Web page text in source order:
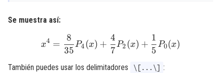
Se muestra así:
x^4 =
x4 =
35
8
P4(x) +
7
4
P2(x) +
5
1
P0(x)
También puedes usar los delimitadores \[...\] :